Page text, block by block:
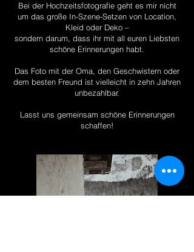
Bei der Hochzeitsfotografie geht es mir nicht
um das große In-Szene-Setzen von Location,
Kleid oder Deko –
sondern darum, dass ihr mit all euren Liebsten
schöne Erinnerungen habt.
Das Foto mit der Oma, den Geschwistern oder
dem besten Freund ist vielleicht in zehn Jahren
unbezahlbar.
Lasst uns gemeinsam schöne Erinnerungen
schaffen!